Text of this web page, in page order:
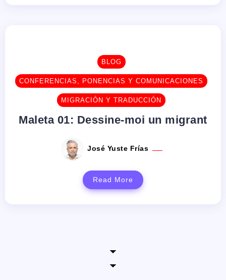
BLOG
CONFERENCIAS, PONENCIAS Y COMUNICACIONES
MIGRACIÓN Y TRADUCCIÓN
Maleta 01: Dessine-moi un migrant
José Yuste Frías
Read More